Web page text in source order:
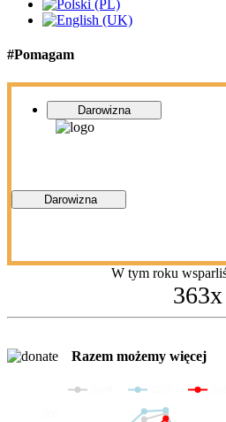
#Pomagam
Darowizna
Darowizna
W tym roku
363x
Razem możemy więcej